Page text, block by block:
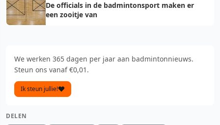
De officials in de badmintonsport maken er
een zooitje van
We werken 365 dagen per jaar aan badmintonnieuws.
Steun ons vanaf €0,01.
Ik steun jullie!
DELEN